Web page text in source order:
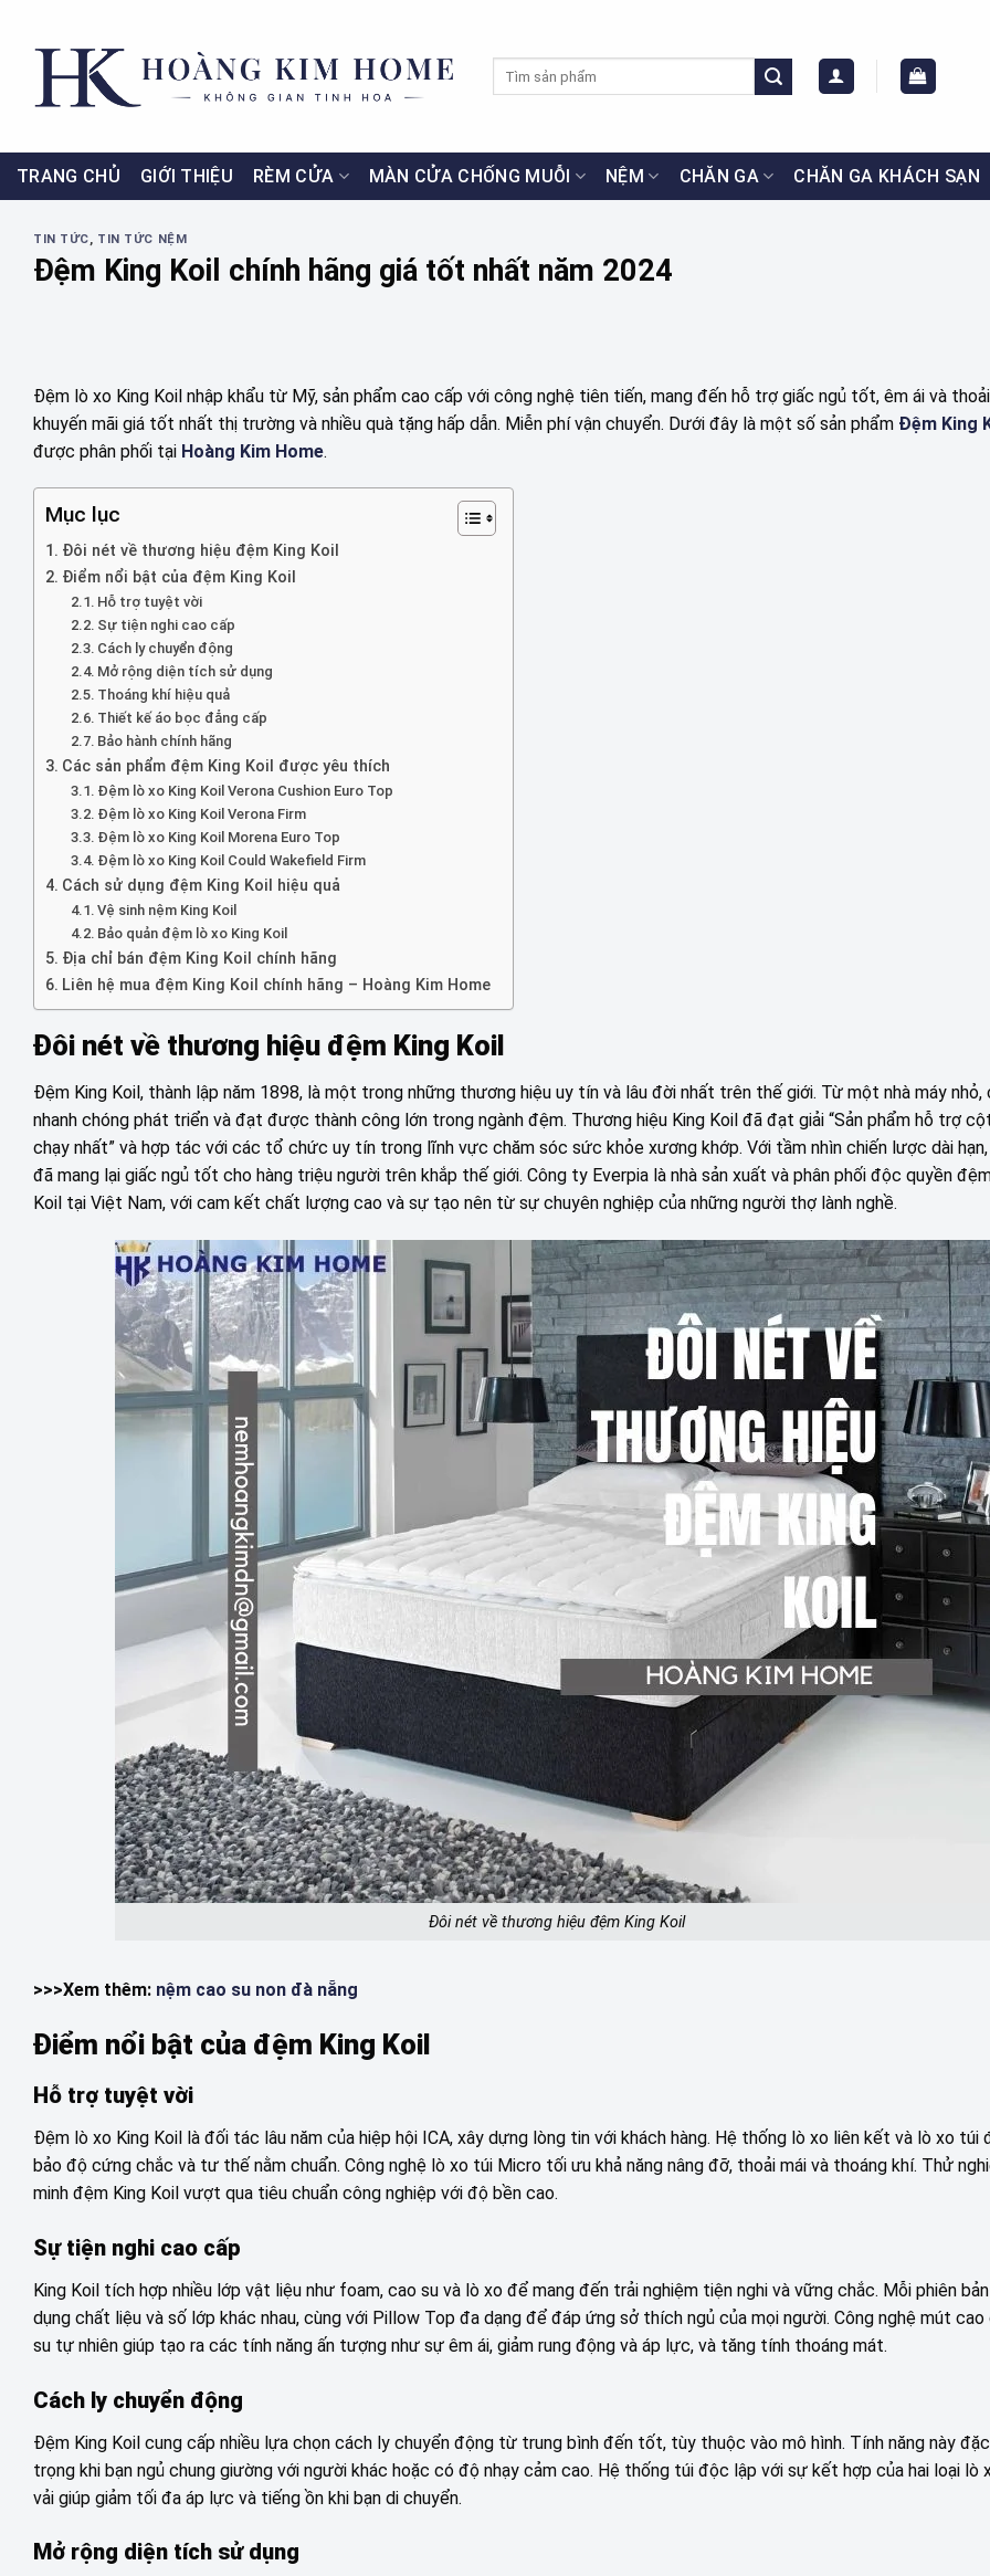
TRANG CHỦ GIỚI THIỆU RÈM CỬA MÀN CỬA CHỐNG MUỖI NỆM CHĂN GA CHĂN GA KHÁCH SẠN
TIN TỨC, TIN TỨC NỆM
Đệm King Koil chính hãng giá tốt nhất năm 2024
Đệm lò xo King Koil nhập khẩu từ Mỹ, sản phẩm cao cấp với công nghệ tiên tiến, mang đến hỗ trợ giấc ngủ tốt, êm ái và
khuyến mãi giá tốt nhất thị trường và nhiều quà tặng hấp dẫn. Miễn phí vận chuyển. Dưới đây là một số sản phẩm Đệm King
được phân phối tại Hoàng Kim Home.
Mục lục
Đôi nét về thương hiệu đệm King Koil
Điểm nổi bật của đệm King Koil
Hỗ trợ tuyệt vời
Sự tiện nghi cao cấp
Cách ly chuyển động
Mở rộng diện tích sử dụng
Thoáng khí hiệu quả
Thiết kế áo bọc đẳng cấp
Bảo hành chính hãng
Các sản phẩm đệm King Koil được yêu thích
Đệm lò xo King Koil Verona Cushion Euro Top
Đệm lò xo King Koil Verona Firm
Đệm lò xo King Koil Morena Euro Top
Đệm lò xo King Koil Could Wakefield Firm
Cách sử dụng đệm King Koil hiệu quả
Vệ sinh nệm King Koil
Bảo quản đệm lò xo King Koil
Địa chỉ bán đệm King Koil chính hãng
Liên hệ mua đệm King Koil chính hãng – Hoàng Kim Home
Đôi nét về thương hiệu đệm King Koil
Đệm King Koil, thành lập năm 1898, là một trong những thương hiệu uy tín và lâu đời nhất trên thế giới. Từ một nhà máy
nhanh chóng phát triển và đạt được thành công lớn trong ngành đệm. Thương hiệu King Koil đã đạt giải “Sản phẩm hỗ trợ
chạy nhất” và hợp tác với các tổ chức uy tín trong lĩnh vực chăm sóc sức khỏe xương khớp. Với tầm nhìn chiến lược dài hạn,
đã mang lại giấc ngủ tốt cho hàng triệu người trên khắp thế giới. Công ty Everpia là nhà sản xuất và phân phối độc quyền
Koil tại Việt Nam, với cam kết chất lượng cao và sự tạo nên từ sự chuyên nghiệp của những người thợ lành nghề.
Đôi nét về thương hiệu đệm King Koil
>>>Xem thêm: nệm cao su non đà nẵng
Điểm nổi bật của đệm King Koil
Hỗ trợ tuyệt vời
Đệm lò xo King Koil là đối tác lâu năm của hiệp hội ICA, xây dựng lòng tin với khách hàng. Hệ thống lò xo liên kết và lò xo túi
bảo độ cứng chắc và tư thế nằm chuẩn. Công nghệ lò xo túi Micro tối ưu khả năng nâng đỡ, thoải mái và thoáng khí. Thử
minh đệm King Koil vượt qua tiêu chuẩn công nghiệp với độ bền cao.
Sự tiện nghi cao cấp
King Koil tích hợp nhiều lớp vật liệu như foam, cao su và lò xo để mang đến trải nghiệm tiện nghi và vững chắc. Mỗi phiên
dụng chất liệu và số lớp khác nhau, cùng với Pillow Top đa dạng để đáp ứng sở thích ngủ của mọi người. Công nghệ mút
su tự nhiên giúp tạo ra các tính năng ấn tượng như sự êm ái, giảm rung động và áp lực, và tăng tính thoáng mát.
Cách ly chuyển động
Đệm King Koil cung cấp nhiều lựa chọn cách ly chuyển động từ trung bình đến tốt, tùy thuộc vào mô hình. Tính năng này
trọng khi bạn ngủ chung giường với người khác hoặc có độ nhạy cảm cao. Hệ thống túi độc lập với sự kết hợp của hai loại lò
vải giúp giảm tối đa áp lực và tiếng ồn khi bạn di chuyển.
Mở rộng diện tích sử dụng